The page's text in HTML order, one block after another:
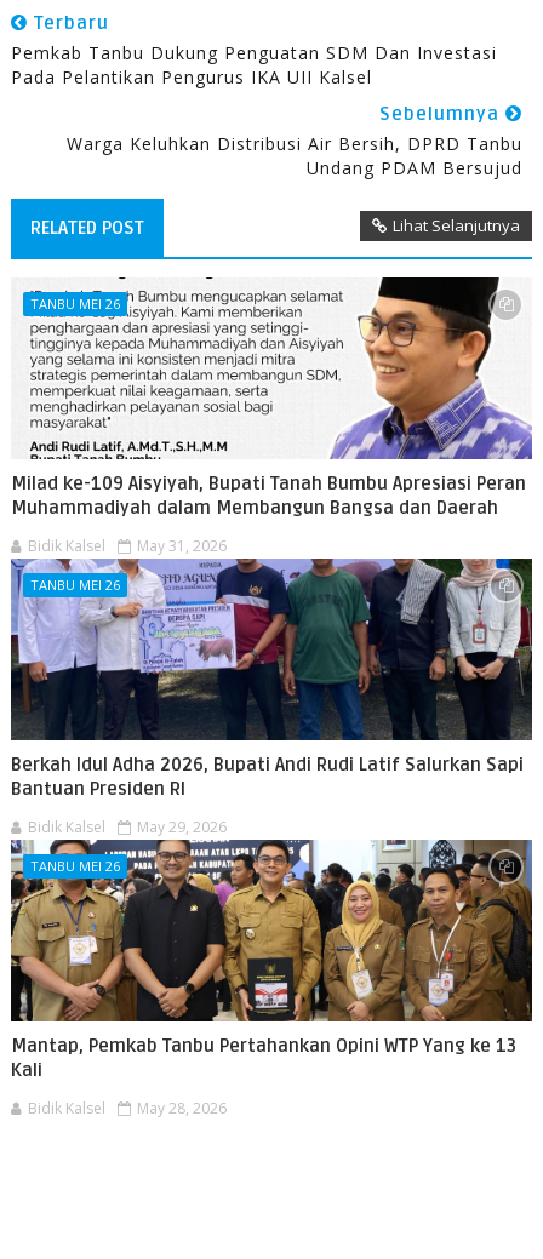
Terbaru
Pemkab Tanbu Dukung Penguatan SDM Dan Investasi
Pada Pelantikan Pengurus IKA UII Kalsel
Sebelumnya
Warga Keluhkan Distribusi Air Bersih, DPRD Tanbu
Undang PDAM Bersujud
RELATED POST Lihat Selanjutnya
TANBU MEI 26
Milad ke-109 Aisyiyah, Bupati Tanah Bumbu Apresiasi Peran
Muhammadiyah dalam Membangun Bangsa dan Daerah
Bidik Kalsel May 31, 2026
TANBU MEI 26
Berkah Idul Adha 2026, Bupati Andi Rudi Latif Salurkan Sapi
Bantuan Presiden RI
Bidik Kalsel May 29, 2026
TANBU MEI 26
Mantap, Pemkab Tanbu Pertahankan Opini WTP Yang ke 13
Kali
Bidik Kalsel May 28, 2026